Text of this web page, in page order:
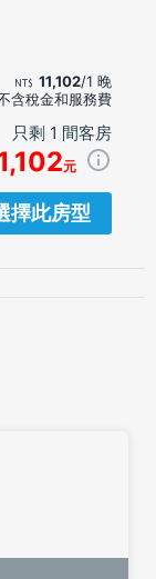
11,102/1 晚
含稅金和服務費
只剩 1 間客房
元
擇此房型